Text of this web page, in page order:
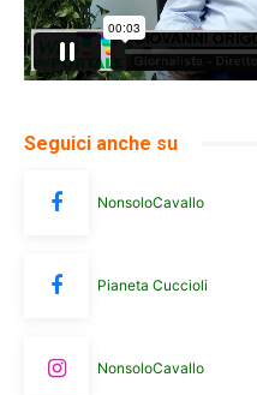
Seguici anche su
NonsoloCavallo
Pianeta Cuccioli
NonsoloCavallo